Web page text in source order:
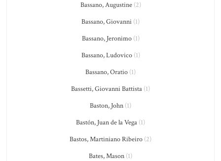
Bassano, Augustine(2)
Bassano, Giovanni (1)
Bassano, Jeronimo(1)
Bassano, Ludovico(1)
Bassano, Oratio (1)
Bassetti, Giovanni Battista (1)
Baston, John (1)
Bastón, Juan de la Vega (1)
Bastos, Martiniano Ribeiro (2)
Bates, Mason (1)